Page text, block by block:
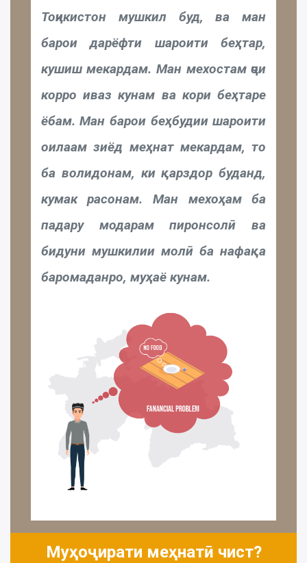
Тоҷикистон мушкил буд, ва ман
барои дарёфти шароити беҳтар,
кушиш мекардам. Ман мехостам ҷои
корро иваз кунам ва кори беҳтаре
ёбам. Ман барои беҳбудии шароити
оилаам зиёд меҳнат мекардам, то
ба волидонам, ки қарздор буданд,
кумак расонам. Ман мехоҳам ба
падару модарам пиронсолӣ ва
бидуни мушкилии молӣ ба нафақа
баромаданро, муҳаё кунам.
Муҳоҷирати меҳнатӣ чист?